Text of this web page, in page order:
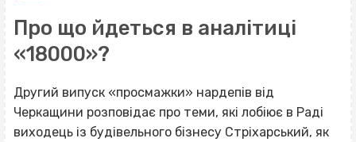
Про що йдеться в аналітиці
«18000»?
Другий випуск «просмажки» нардепів від
Черкащини розповідає про теми, які лобіює в Раді
виходець із будівельного бізнесу Стріхарський, як